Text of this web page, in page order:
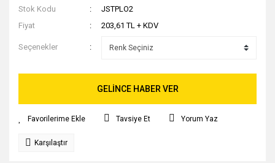
Stok Kodu
JSTPLO2
Fiyat
203,61 TL + KDV
Seçenekler
GELİNCE HABER VER
Tavsiye Et Yorum Yaz
Karşılaştır